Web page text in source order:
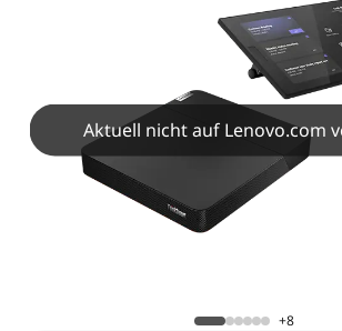
Aktuell nicht auf Lenovo.com
+8